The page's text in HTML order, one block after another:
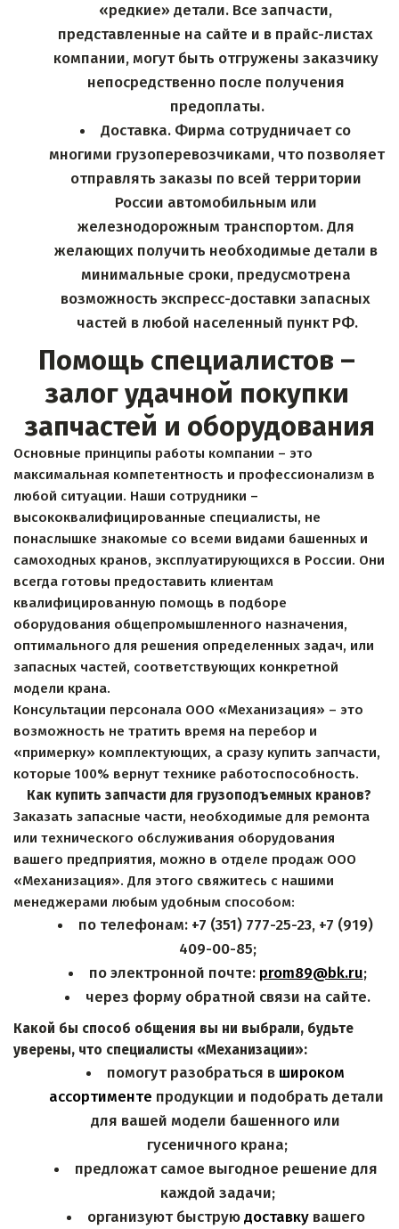
«редкие» детали. Все запчасти,
представленные на сайте и в прайс-листах
компании, могут быть отгружены заказчику
непосредственно после получения
предоплаты.
Доставка. Фирма сотрудничает со
многими грузоперевозчиками, что позволяет
отправлять заказы по всей территории
России автомобильным или
железнодорожным транспортом. Для
желающих получить необходимые детали в
минимальные сроки, предусмотрена
возможность экспресс-доставки запасных
частей в любой населенный пункт РФ.
Помощь специалистов –
залог удачной покупки
запчастей и оборудования
Основные принципы работы компании – это
максимальная компетентность и профессионализм в
любой ситуации. Наши сотрудники –
высококвалифицированные специалисты, не
понаслышке знакомые со всеми видами башенных и
самоходных кранов, эксплуатирующихся в России. Они
всегда готовы предоставить клиентам
квалифицированную помощь в подборе
оборудования общепромышленного назначения,
оптимального для решения определенных задач, или
запасных частей, соответствующих конкретной
модели крана.
Консультации персонала ООО «Механизация» – это
возможность не тратить время на перебор и
«примерку» комплектующих, а сразу купить запчасти,
которые 100% вернут технике работоспособность.
Как купить запчасти для грузоподъемных кранов?
Заказать запасные части, необходимые для ремонта
или технического обслуживания оборудования
вашего предприятия, можно в отделе продаж ООО
«Механизация». Для этого свяжитесь с нашими
менеджерами любым удобным способом:
по телефонам: +7 (351) 777-25-23, +7 (919)
409-00-85;
по электронной почте: prom89@bk.ru;
через форму обратной связи на сайте.
Какой бы способ общения вы ни выбрали, будьте
уверены, что специалисты «Механизации»:
помогут разобраться в широком
ассортименте продукции и подобрать детали
для вашей модели башенного или
гусеничного крана;
предложат самое выгодное решение для
каждой задачи;
организуют быструю доставку вашего